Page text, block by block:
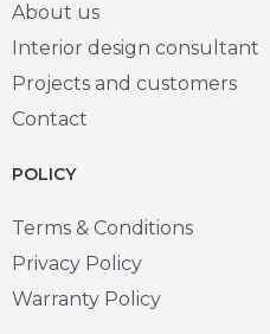
About us
Interior design consultant
Projects and customers
Contact
POLICY
Terms & Conditions
Privacy Policy
Warranty Policy